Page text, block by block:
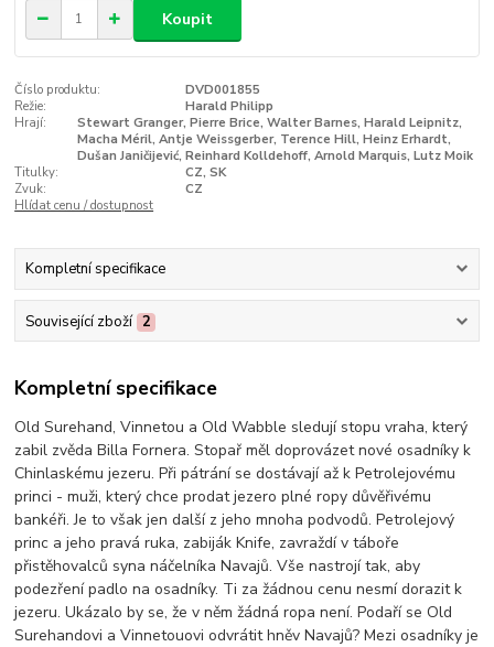
Koupit
Číslo produktu:
DVD001855
Režie:
Harald Philipp
Hrají:
Stewart Granger, Pierre Brice, Walter Barnes, Harald Leipnitz,
Macha Méril, Antje Weissgerber, Terence Hill, Heinz Erhardt,
Dušan Janičijević, Reinhard Kolldehoff, Arnold Marquis, Lutz Moik
Titulky:
CZ, SK
Zvuk:
CZ
Hlídat cenu / dostupnost
Kompletní specifikace
Související zboží 2
Kompletní specifikace
Old Surehand, Vinnetou a Old Wabble sledují stopu vraha, který
zabil zvěda Billa Fornera. Stopař měl doprovázet nové osadníky k
Chinlaskému jezeru. Při pátrání se dostávají až k Petrolejovému
princi - muži, který chce prodat jezero plné ropy důvěřivému
bankéři. Je to však jen další z jeho mnoha podvodů. Petrolejový
princ a jeho pravá ruka, zabiják Knife, zavraždí v táboře
přistěhovalců syna náčelníka Navajů. Vše nastrojí tak, aby
podezření padlo na osadníky. Ti za žádnou cenu nesmí dorazit k
jezeru. Ukázalo by se, že v něm žádná ropa není. Podaří se Old
Surehandovi a Vinnetouovi odvrátit hněv Navajů? Mezi osadníky je